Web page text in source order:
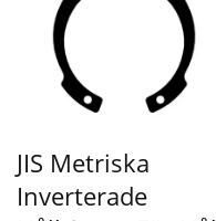
JIS Metriska
Inverterade